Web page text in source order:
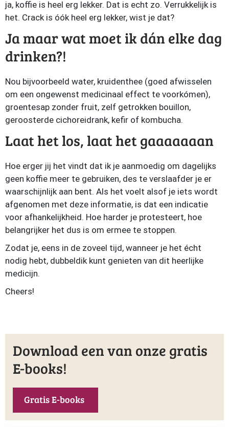
ja, koffie is heel erg lekker. Dat is echt zo. Verrukkelijk is
het. Crack is óók heel erg lekker, wist je dat?
Ja maar wat moet ik dán elke dag
drinken?!
Nou bijvoorbeeld water, kruidenthee (goed afwisselen
om een ongewenst medicinaal effect te voorkómen),
groentesap zonder fruit, zelf getrokken bouillon,
geroosterde cichoreidrank, kefir of kombucha.
Laat het los, laat het gaaaaaaan
Hoe erger jij het vindt dat ik je aanmoedig om dagelijks
geen koffie meer te gebruiken, des te verslaafder je er
waarschijnlijk aan bent. Als het voelt alsof je iets wordt
afgenomen met deze informatie, is dat een indicatie
voor afhankelijkheid. Hoe harder je protesteert, hoe
belangrijker het dus is om ermee te stoppen.
Zodat je, eens in de zoveel tijd, wanneer je het écht
nodig hebt, dubbeldik kunt genieten van dit heerlijke
medicijn.
Cheers!
Download een van onze gratis
E-books!
Gratis E-books